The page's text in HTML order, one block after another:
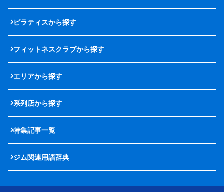
ピラティスから探す
フィットネスクラブから探す
エリアから探す
系列店から探す
特集記事一覧
ジム関連用語辞典